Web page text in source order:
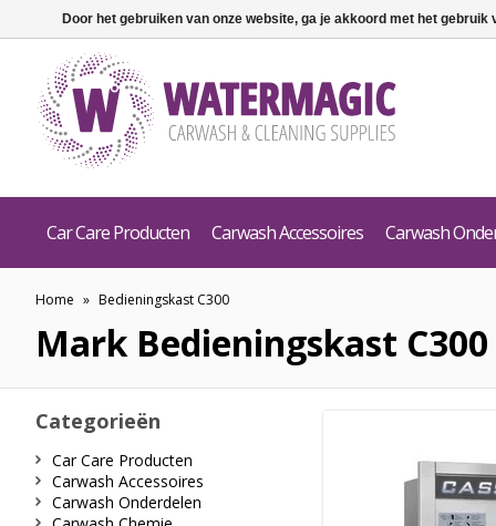
Car Care Producten Carwash Accessoires Carwash
Home » Bedieningskast C300
Mark Bedieningskast C300
Categorieën
Car Care Producten
Carwash Accessoires
Carwash Onderdelen
Door het gebruiken van onze website, ga je akkoord met het